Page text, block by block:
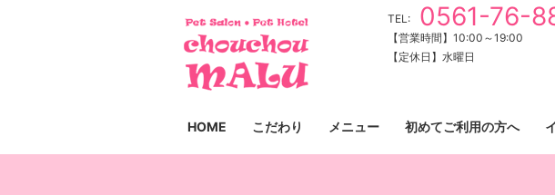
TEL: 0561-76-
【営業時間】10:00～19:00
【定休日】水曜日
HOME こだわり メニュー 初めてご利用の方へ